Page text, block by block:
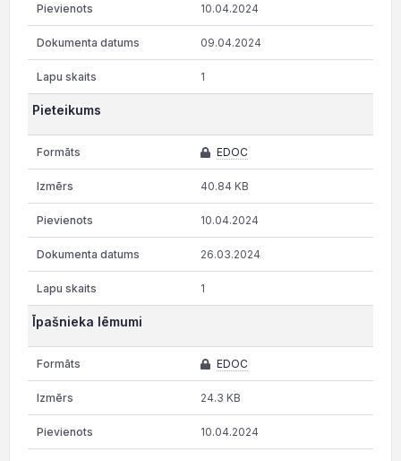
10.04.2024
09.04.2024
1
Pieteikums
EDOC
40.84 KB
10.04.2024
26.03.2024
1
Īpašnieka lēmumi
EDOC
24.3 KB
10.04.2024